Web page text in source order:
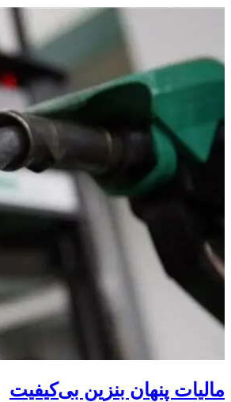
مالیات پنهان بنزین بی‌کیفیت